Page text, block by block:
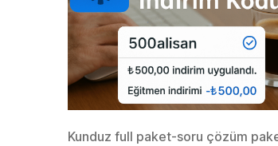
Kunduz full paket-soru çözüm